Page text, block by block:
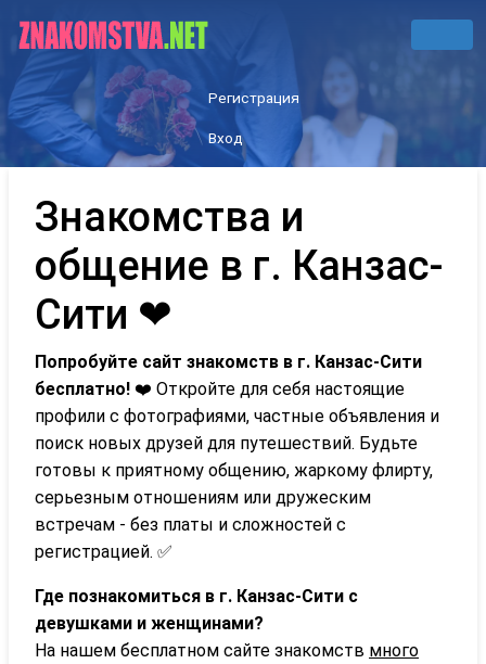
Регистрация
Вход
Знакомства и
общение в г. Канзас-
Сити ❤
Попробуйте сайт знакомств в г. Канзас-Сити
бесплатно! ❤️ Откройте для себя настоящие
профили с фотографиями, частные объявления и
поиск новых друзей для путешествий. Будьте
готовы к приятному общению, жаркому флирту,
серьезным отношениям или дружеским
встречам - без платы и сложностей с
регистрацией. ✅
Где познакомиться в г. Канзас-Сити с
девушками и женщинами?
На нашем бесплатном сайте знакомств много